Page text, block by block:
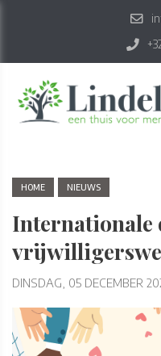
HOME NIEUWS
Internationale
DINSDAG, 05 DECEMBER